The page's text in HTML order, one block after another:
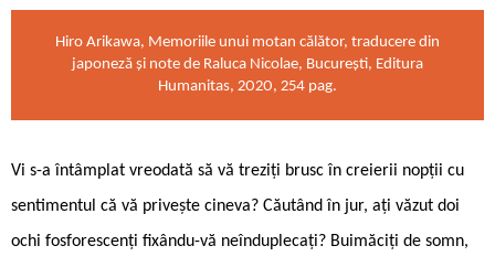
Hiro Arikawa, Memoriile unui motan călător, traducere din
japoneză și note de Raluca Nicolae, București, Editura
Humanitas, 2020, 254 pag.
Vi s-a întâmplat vreodată să vă treziți brusc în creierii nopții cu
sentimentul că vă privește cineva? Căutând în jur, ați văzut doi
ochi fosforescenți fixându-vă neînduplecați? Buimăciți de somn,